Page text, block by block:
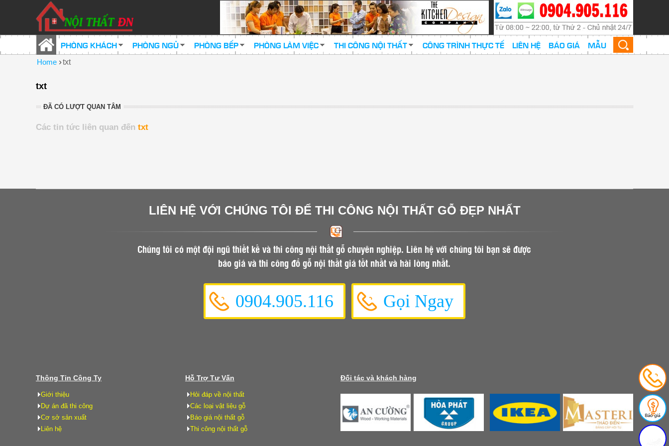
PHÒNG KHÁCH PHÒNG NGỦ PHÒNG BẾP PHÒNG LÀM VIỆC THI CÔNG NỘI THẤT CÔNG TRÌNH THỰC TẾ LIÊN HỆ BÁO GIÁ MẪU
Home ›txt
txt
ĐÃ CÓ LƯỢT QUAN TÂM
Các tin tức liên quan đến txt
LIÊN HỆ VỚI CHÚNG TÔI ĐỂ THI CÔNG NỘI THẤT GỖ ĐẸP NHẤT
Chúng tôi có một đội ngũ thiết kế và thi công nội thất gỗ chuyên nghiệp. Liên hệ với chúng tôi bạn sẽ được
báo giá và thi công đồ gỗ nội thất giá tốt nhất và hài lòng nhất.
0904.905.116 Gọi Ngay
Thông Tin Công Ty
Giới thiệu
Dự án đã thi công
Cơ sở sản xuất
Liên hệ
Hỗ Trợ Tư Vấn
Hỏi đáp về nội thất
Các loại vật liệu gỗ
Báo giá nội thất gỗ
Thi công nội thất gỗ
Đối tác và khách hàng